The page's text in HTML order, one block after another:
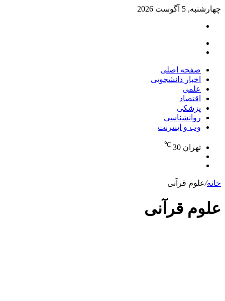
چهارشنبه, 5 آگوست 2026
صفحه اصلی
اخبار دانشجویی
علمی
اقتصاد
پزشکی
روانشناسی
وب و اینترنت
تهران 30
℃
خانه/علوم قرآنی
علوم قرآنی